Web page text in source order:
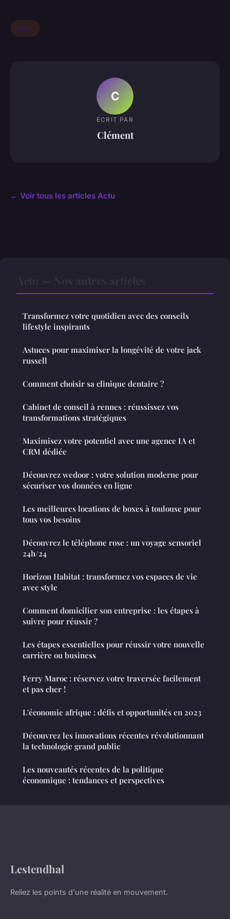
Actu
C
ECRIT PAR
Clément
← Voir tous les articles Actu
Transformez votre quotidien avec des conseils
lifestyle inspirants
Astuces pour maximiser la longévité de votre jack
russell
Comment choisir sa clinique dentaire ?
Cabinet de conseil à rennes : réussissez vos
transformations stratégiques
Maximisez votre potentiel avec une agence IA et
CRM dédiée
Découvrez wedoor : votre solution moderne pour
sécuriser vos données en ligne
Les meilleures locations de boxes à toulouse pour
tous vos besoins
Découvrez le téléphone rose : un voyage sensoriel
24h/24
Horizon Habitat : transformez vos espaces de vie
avec style
Comment domicilier son entreprise : les étapes à
suivre pour réussir ?
Les étapes essentielles pour réussir votre nouvelle
carrière ou business
Ferry Maroc : réservez votre traversée facilement
et pas cher !
L'économie afrique : défis et opportunités en 2023
Découvrez les innovations récentes révolutionnant
la technologie grand public
Les nouveautés récentes de la politique
économique : tendances et perspectives
Lestendhal
Reliez les points d'une réalité en mouvement.